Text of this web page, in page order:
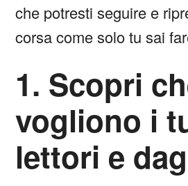
che potresti seguire e
corsa come solo tu sai
1. Scopri
vogliono i
lettori e